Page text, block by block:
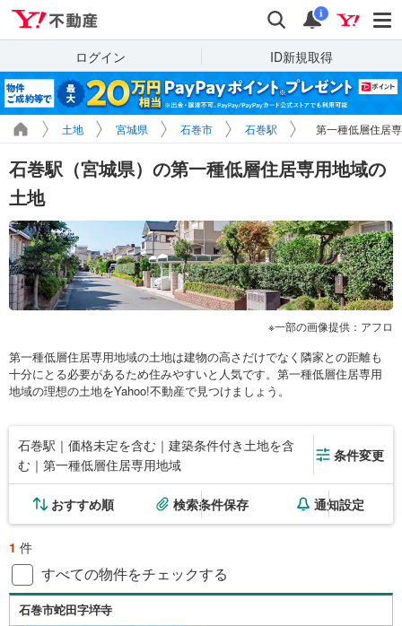
検索 通知
i
ログイン ID新規取得
土地 宮城県 石巻市 石巻駅 第一種低層住居
石巻駅（宮城県）の第一種低層住居専用地域の
土地
一部の画像提供：アフロ
第一種低層住居専用地域の土地は建物の高さだけでなく隣家との距離も
十分にとる必要があるため住みやすいと人気です。第一種低層住居専用
地域の理想の土地をYahoo!不動産で見つけましょう。
石巻駅｜価格未定を含む｜建築条件付き土地を含
む｜第一種低層住居専用地域
条件変更
おすすめ順 検索条件保存 通知設定
1 件
すべての物件をチェックする
石巻市蛇田字埣寺